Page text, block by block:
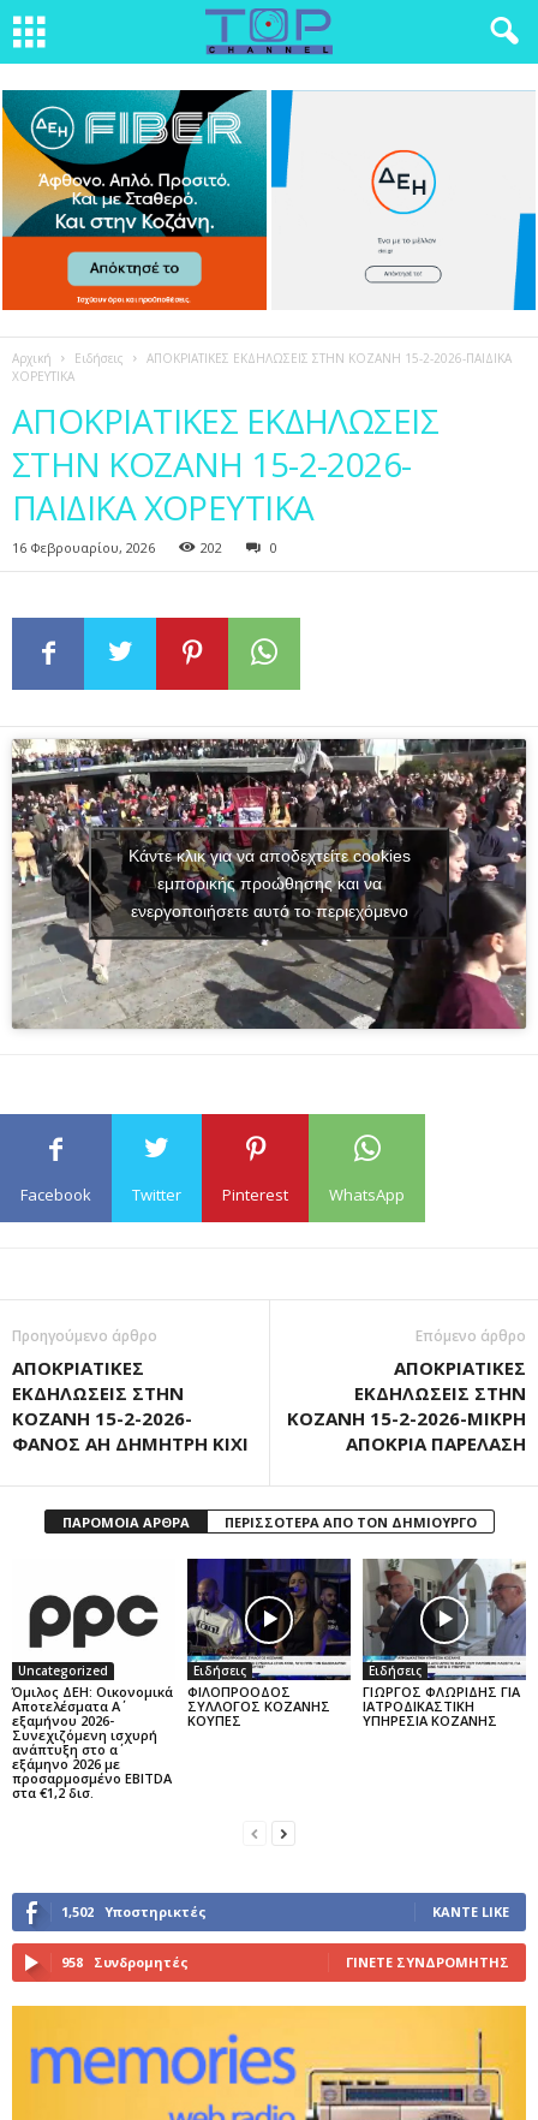
Αρχική Ειδήσεις
ΑΠΟΚΡΙΑΤΙΚΕΣ ΕΚΔΗΛΩΣΕΙΣ ΣΤΗΝ ΚΟΖΑΝΗ 15-2-2026-ΠΑΙΔΙΚΑ
ΧΟΡΕΥΤΙΚΑ
ΑΠΟΚΡΙΑΤΙΚΕΣ ΕΚΔΗΛΩΣΕΙΣ
ΣΤΗΝ ΚΟΖΑΝΗ 15-2-2026-
ΠΑΙΔΙΚΑ ΧΟΡΕΥΤΙΚΑ
16 Φεβρουαρίου, 2026 202 0
Κάντε κλικ για να αποδεχτείτε cookies
εμπορικής προώθησης και να
ενεργοποιήσετε αυτό το περιεχόμενο
Facebook Twitter Pinterest WhatsApp
Προηγούμενο άρθρο
ΑΠΟΚΡΙΑΤΙΚΕΣ
ΕΚΔΗΛΩΣΕΙΣ ΣΤΗΝ
ΚΟΖΑΝΗ 15-2-2026-
ΦΑΝΟΣ ΑΗ ΔΗΜΗΤΡΗ ΚΙΧΙ
Επόμενο άρθρο
ΑΠΟΚΡΙΑΤΙΚΕΣ
ΕΚΔΗΛΩΣΕΙΣ ΣΤΗΝ
ΚΟΖΑΝΗ 15-2-2026-ΜΙΚΡΗ
ΑΠΟΚΡΙΑ ΠΑΡΕΛΑΣΗ
ΠΑΡΟΜΟΙΑ ΑΡΘΡΑ ΠΕΡΙΣΣΟΤΕΡΑ ΑΠΟ ΤΟΝ ΔΗΜΙΟΥΡΓΟ
Uncategorized
Όμιλος ΔΕΗ: Οικονομικά
Αποτελέσματα Α΄
εξαμήνου 2026-
Συνεχιζόμενη ισχυρή
ανάπτυξη στο α΄
εξάμηνο 2026 με
προσαρμοσμένο EBITDA
στα €1,2 δισ.
Ειδήσεις
ΦΙΛΟΠΡΟΟΔΟΣ
ΣΥΛΛΟΓΟΣ ΚΟΖΑΝΗΣ
ΚΟΥΠΕΣ
Ειδήσεις
ΓΙΩΡΓΟΣ ΦΛΩΡΙΔΗΣ ΓΙΑ
ΙΑΤΡΟΔΙΚΑΣΤΙΚΗ
ΥΠΗΡΕΣΙΑ ΚΟΖΑΝΗΣ
1,502 Υποστηρικτές ΚΆΝΤΕ LIKE
958 Συνδρομητές ΓΊΝΕΤΕ ΣΥΝΔΡΟΜΗΤΉΣ